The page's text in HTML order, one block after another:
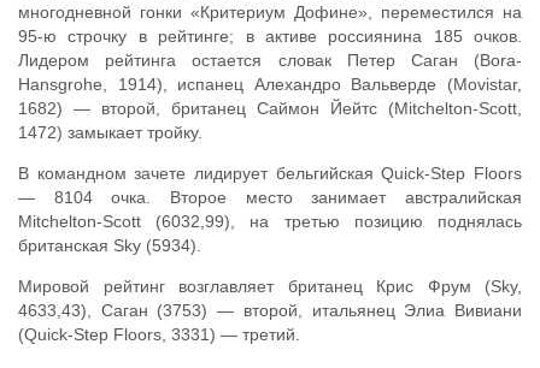
многодневной гонки «Критериум Дофине», переместился на
95-ю строчку в рейтинге; в активе россиянина 185 очков.
Лидером рейтинга остается словак Петер Саган (Вora-
Hansgrohe, 1914), испанец Алехандро Вальверде (Movistar,
1682) — второй, британец Саймон Йейтс (Mitchelton-Scott,
1472) замыкает тройку.
В командном зачете лидирует бельгийская Quick-Step Floors
— 8104 очка. Второе место занимает австралийская
Mitchelton-Scott (6032,99), на третью позицию поднялась
британская Sky (5934).
Мировой рейтинг возглавляет британец Крис Фрум (Sky,
4633,43), Саган (3753) — второй, итальянец Элиа Вивиани
(Quick-Step Floors, 3331) — третий.